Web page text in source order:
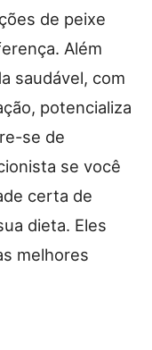
de peixe
Além
saudável, com
potencializa
se de
se você
certa de
dieta. Eles
melhores